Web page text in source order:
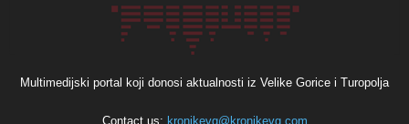
Multimedijski portal koji donosi aktualnosti iz Velike Gorice i Turopolja
Contact us: kronikevg@kronikevg.com